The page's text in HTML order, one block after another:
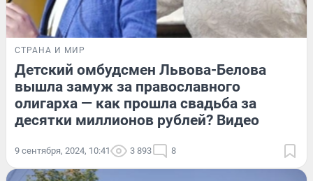
СТРАНА И МИР
Детский омбудсмен Львова-Белова
вышла замуж за православного
олигарха — как прошла свадьба за
десятки миллионов рублей? Видео
9 сентября, 2024, 10:41 3 893 8